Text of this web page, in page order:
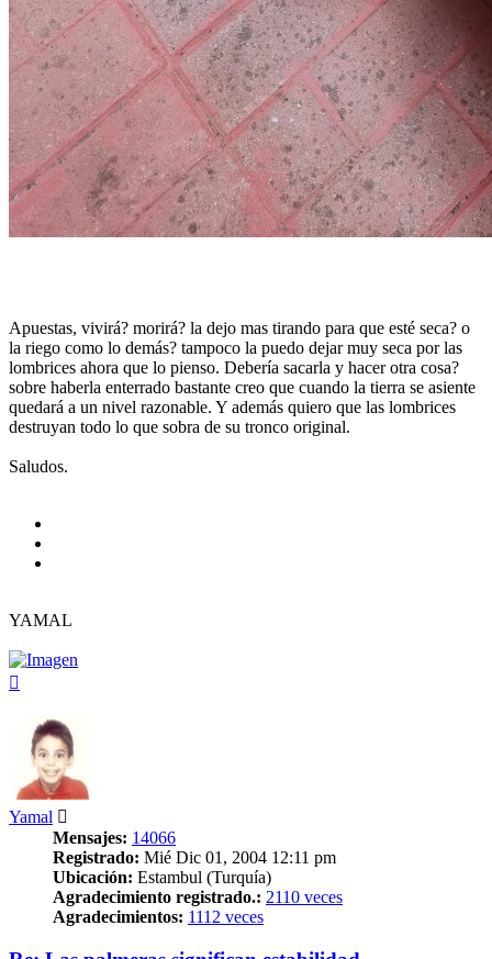
Apuestas, vivirá? morirá? la dejo mas tirando para que esté seca? o
la riego como lo demás? tampoco la puedo dejar muy seca por las
lombrices ahora que lo pienso. Debería sacarla y hacer otra cosa?
sobre haberla enterrado bastante creo que cuando la tierra se asiente
quedará a un nivel razonable. Y además quiero que las lombrices
destruyan todo lo que sobra de su tronco original.
Saludos.
YAMAL
Yamal
Mensajes: 14066
Registrado: Mié Dic 01, 2004 12:11 pm
Ubicación: Estambul (Turquía)
Agradecimiento registrado.: 2110 veces
Agradecimientos: 1112 veces